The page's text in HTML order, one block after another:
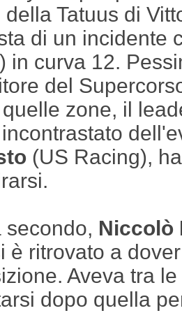
Tatuus di
di un incidente
in curva 12.
del
zone, il
(US Racing),
secondo, Niccolò
è ritrovato a
Aveva tra
dopo quella